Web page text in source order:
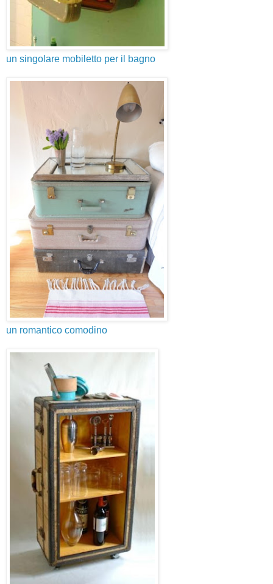
un singolare mobiletto per il bagno
un romantico comodino